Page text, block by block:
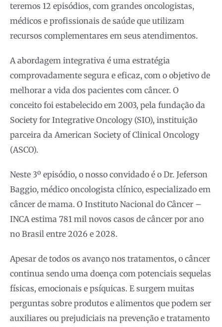
teremos 12 episódios, com grandes oncologistas,
médicos e profissionais de saúde que utilizam
recursos complementares em seus atendimentos.
A abordagem integrativa é uma estratégia
comprovadamente segura e eficaz, com o objetivo de
melhorar a vida dos pacientes com câncer. O
conceito foi estabelecido em 2003, pela fundação da
Society for Integrative Oncology (SIO), instituição
parceira da American Society of Clinical Oncology
(ASCO).
Neste 3º episódio, o nosso convidado é o Dr. Jeferson
Baggio, médico oncologista clínico, especializado em
câncer de mama. O Instituto Nacional do Câncer –
INCA estima 781 mil novos casos de câncer por ano
no Brasil entre 2026 e 2028.
Apesar de todos os avanço nos tratamentos, o câncer
continua sendo uma doença com potenciais sequelas
físicas, emocionais e psíquicas. E surgem muitas
perguntas sobre produtos e alimentos que podem ser
auxiliares ou prejudiciais na prevenção e tratamento